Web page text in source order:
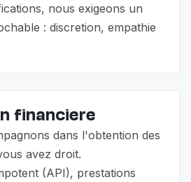
nous exigeons un
: discretion, empathie
financiere
dans l'obtention des
avez droit.
(API), prestations